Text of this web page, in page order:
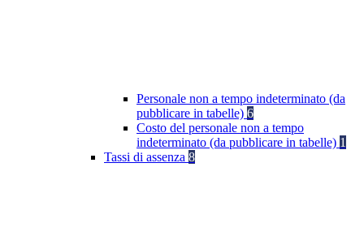
Personale non a tempo indeterminato (da
pubblicare in tabelle) 6
Costo del personale non a tempo
indeterminato (da pubblicare in tabelle) 1
Tassi di assenza 8